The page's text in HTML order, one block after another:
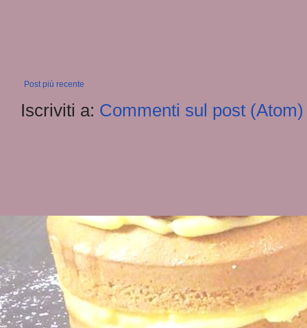
Post più recente
Iscriviti a: Commenti sul post (Atom)